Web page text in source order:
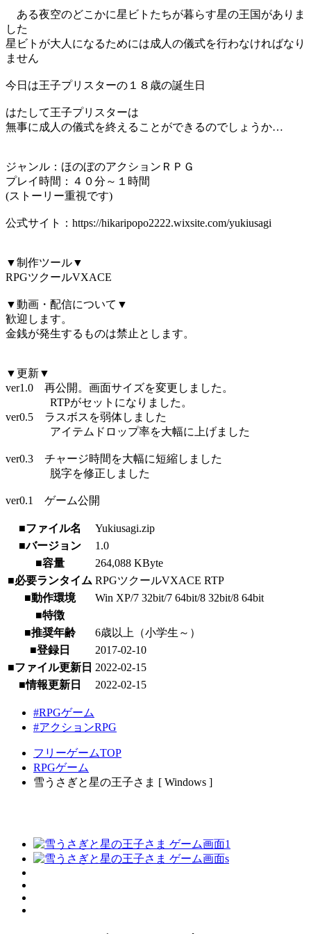
ある夜空のどこかに星ビトたちが暮らす星の王国がありま
した
星ビトが大人になるためには成人の儀式を行わなければなり
ません
今日は王子プリスターの１８歳の誕生日
はたして王子プリスターは
無事に成人の儀式を終えることができるのでしょうか…
ジャンル：ほのぼのアクションＲＰＧ
プレイ時間：４０分～１時間
(ストーリー重視です)
公式サイト：https://hikaripopo2222.wixsite.com/yukiusagi
▼制作ツール▼
RPGツクールVXACE
▼動画・配信について▼
歓迎します。
金銭が発生するものは禁止とします。
▼更新▼
ver1.0 再公開。画面サイズを変更しました。
RTPがセットになりました。
ver0.5 ラスボスを弱体しました
アイテムドロップ率を大幅に上げました
ver0.3 チャージ時間を大幅に短縮しました
脱字を修正しました
ver0.1 ゲーム公開
■ファイル名
Yukiusagi.zip
■バージョン
1.0
■容量
264,088 KByte
■必要ランタイム RPGツクールVXACE RTP
■動作環境
Win XP/7 32bit/7 64bit/8 32bit/8 64bit
■特徴
■推奨年齢
6歳以上（小学生～）
■登録日
2017-02-10
■ファイル更新日 2022-02-15
■情報更新日
2022-02-15
#RPGゲーム
#アクションRPG
フリーゲームTOP
RPGゲーム
雪うさぎと星の王子さま [ Windows ]